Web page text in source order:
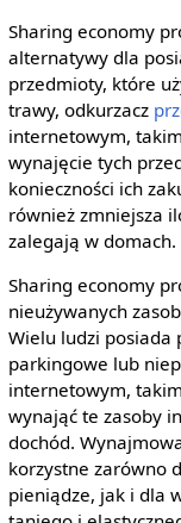
Sharing economy
alternatywy dla
przedmioty, które
trawy, odkurzacz
internetowym,
wynajęcie tych
konieczności ich
również zmniejsza
zalegają w domach.
Sharing economy
nieużywanych
Wielu ludzi posiada
parkingowe lub
internetowym,
wynająć te zasoby
dochód.
korzystne zarówno
pieniądze, jak i dla